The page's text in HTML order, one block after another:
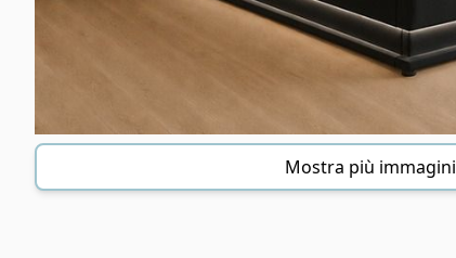
Mostra più immagini